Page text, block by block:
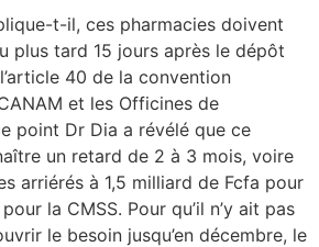
t-il, ces pharmacies doivent
plus tard 15 jours après le dépôt
40 de la convention
et les Officines de
point Dr Dia a révélé que ce
un retard de 2 à 3 mois, voire
arriérés à 1,5 milliard de Fcfa pour
la CMSS. Pour qu’il n’y ait pas
le besoin jusqu’en décembre, le